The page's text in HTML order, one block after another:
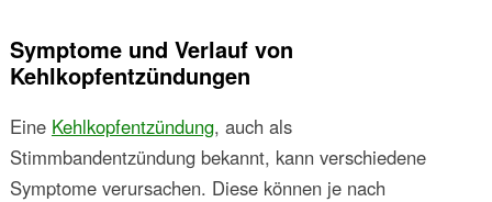
Symptome und Verlauf von
Kehlkopfentzündungen
Eine Kehlkopfentzündung, auch als
Stimmbandentzündung bekannt, kann verschiedene
Symptome verursachen. Diese können je nach